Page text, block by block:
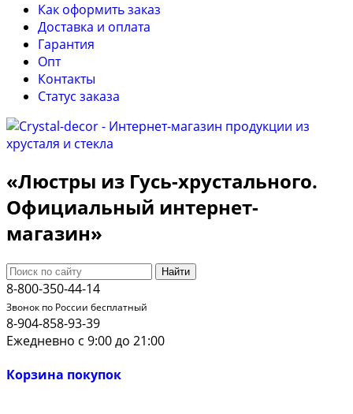
Как оформить заказ
Доставка и оплата
Гарантия
Опт
Контакты
Cтатус заказа
«Люстры из Гусь-хрустального.
Официальный интернет-
магазин»
Найти
8-800-350-44-14
Звонок по России бесплатный
8-904-858-93-39
Ежедневно с 9:00 до 21:00
Корзина покупок